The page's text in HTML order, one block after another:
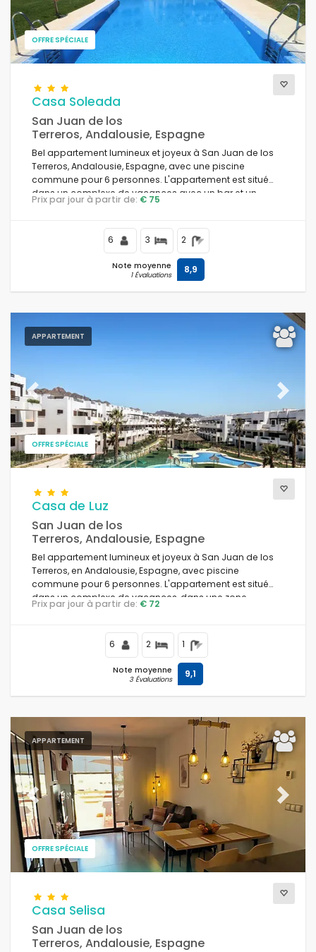
OFFRE SPÉCIALE
Casa Soleada
San Juan de los
Terreros, Andalousie, Espagne
Bel appartement lumineux et joyeux à San Juan de los
Terreros, Andalousie, Espagne, avec une piscine
commune pour 6 personnes. L'appartement est situé
dans un complexe de vacances avec un bar et un
restaurant, dans une zone côtière et montagneuse, à
500 m de la plage.
Prix par jour à partir de: € 75
6 3 2
Note moyenne
1 Évaluations 8,9
APPARTEMENT
OFFRE SPÉCIALE
Previous Next
Casa de Luz
San Juan de los
Terreros, Andalousie, Espagne
Bel appartement lumineux et joyeux à San Juan de los
Terreros, en Andalousie, Espagne, avec piscine
commune pour 6 personnes. L'appartement est situé
dans un complexe de vacances, dans une zone
résidentielle proche de la plage, à proximité de
de tennis, et se trouve à 500 m de la plage de Playa
Prix par jour à partir de: € 72
6 2 1
Note moyenne
3 Évaluations 9,1
APPARTEMENT
OFFRE SPÉCIALE
Previous Next
Casa Selisa
San Juan de los
Terreros, Andalousie, Espagne